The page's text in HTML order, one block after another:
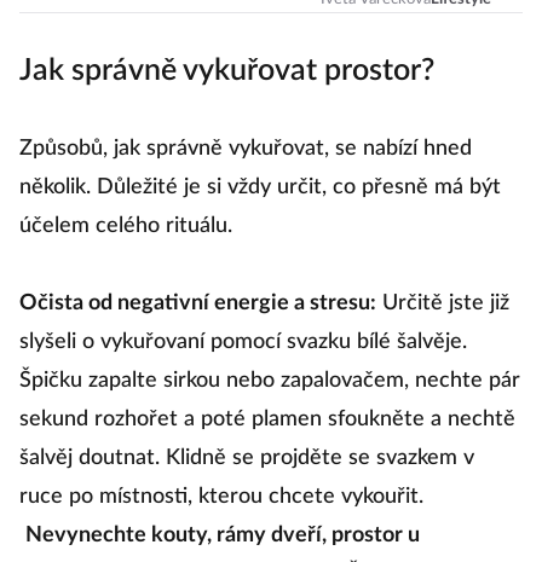
Jak správně vykuřovat prostor?
Způsobů, jak správně vykuřovat, se nabízí hned
několik. Důležité je si vždy určit, co přesně má být
účelem celého rituálu.
Očista od negativní energie a stresu: Určitě jste již
slyšeli o vykuřovaní pomocí svazku bílé šalvěje.
Špičku zapalte sirkou nebo zapalovačem, nechte pár
sekund rozhořet a poté plamen sfoukněte a nechtě
šalvěj doutnat. Klidně se projděte se svazkem v
ruce po místnosti, kterou chcete vykouřit.
Nevynechte kouty, rámy dveří, prostor u